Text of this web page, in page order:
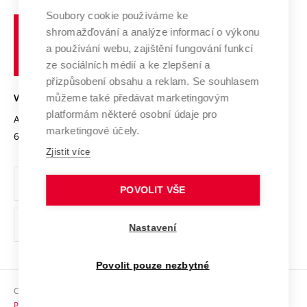
Výzkumné infrastruktury
Transfer znalostí
Open Science
Projekty
Projekty ze strukturálních fondů
Specifický výzkum
Spolupráce se školami
Služby univerzity
Mezinárodní dohody
Univerzitní sítě
Profil univerzity
Udržitelná univerzita
Podnikavá univerzita / ContriBUTe
Bezpečná univerzita
Vyznamenání
Organizační struktura
Ochrana osobních údajů
odkaz)
Sociální bezpečí
učení
technické
VYSOKÉ UČENÍ TECHNICKÉ V BRNĚ
Antonínská 548/1
602 00 Brno
www.vut.cz
vut@vutbr.cz
Copyright © 2026 VUT
Soubory cookie používáme ke
shromažďování a analýze informací o výkonu
a používání webu, zajištění fungování funkcí
ze sociálních médií a ke zlepšení a
přizpůsobení obsahu a reklam. Se souhlasem
můžeme také předávat marketingovým
platformám některé osobní údaje pro
marketingové účely.
Zjistit více
POVOLIT VŠE
Nastavení
Povolit pouze nezbytné